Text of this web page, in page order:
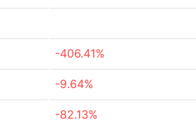
-406.41%
-9.64%
-82.13%